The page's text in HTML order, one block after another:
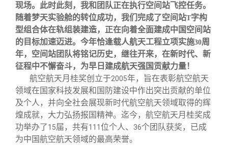
现场。此时此刻，我和团队正在执行空间站飞控任务。
随着梦天实验舱的转位成功，我们完成了空间站T字构
型组合体在轨组装建造，正在向着全面建成中国空间站
的目标加速迈进。今年恰逢载人航天工程立项实施30周
年，空间站团队将铭记历史，继往开来，在新时代、新
征程中不懈奋斗，为早日建成航天强国贡献力量！
航空航天月桂奖创立于2005年，旨在表彰航空航天
领域在国家科技发展和国防建设中作出突出贡献的单位
及个人，并向全社会展现新时代航空航天领域取得的辉
煌成就，大力弘扬报国精神。迄今，航空航天月桂奖成
功举办了15届，共有111 位个人、 36个团队获奖，已成
为中国航空航天领域的最高荣誉。